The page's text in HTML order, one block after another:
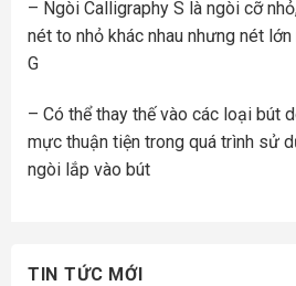
– Ngòi Calligraphy S là ngòi cỡ
nét to nhỏ khác nhau nhưng nét
G
– Có thể thay thế vào các loại bút
mực thuận tiện trong quá trình sử
ngòi lắp vào bút
TIN TỨC MỚI